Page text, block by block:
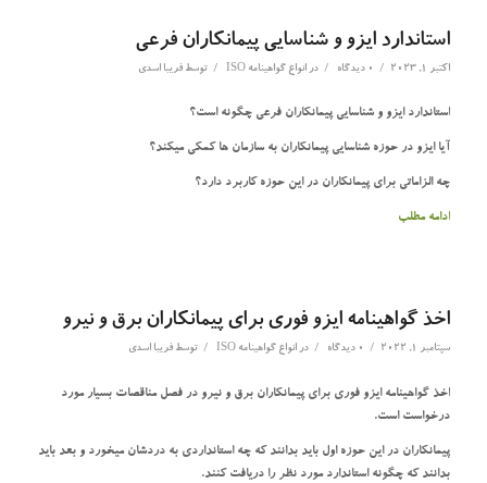
استاندارد ایزو و شناسایی پیمانکاران فرعی
اکتبر 1, 2023 / 0 دیدگاه / در انواع گواهینامه ISO / توسط فریبا اسدی
استاندارد ایزو و شناسایی پیمانکاران فرعی چگونه است؟
آیا ایزو در حوزه شناسایی پیمانکاران به سازمان ها کمکی میکند؟
چه الزاماتی برای پیمانکاران در این حوزه کاربرد دارد؟
ادامه مطلب
اخذ گواهینامه ایزو فوری برای پیمانکاران برق و نیرو
سپتامبر 1, 2022 / 0 دیدگاه / در انواع گواهینامه ISO / توسط فریبا اسدی
اخذ گواهینامه ایزو فوری برای پیمانکاران برق و نیرو در فصل مناقصات بسیار مورد
درخواست است.
پیمانکاران در این حوزه اول باید بدانند که چه استانداردی به دردشان میخورد و بعد باید
بدانند که چگونه استاندارد مورد نظر را دریافت کنند.